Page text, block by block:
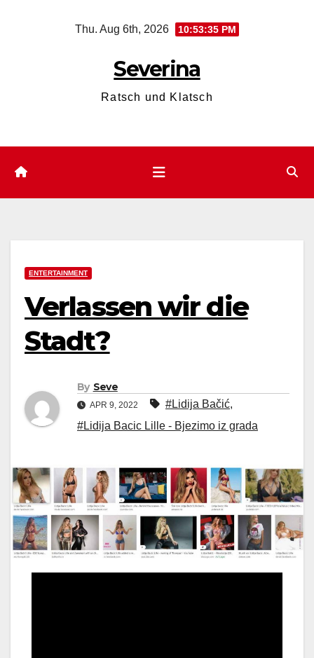
Thu. Aug 6th, 2026 10:53:36 PM
Severina
Ratsch und Klatsch
ENTERTAINMENT
Verlassen wir die
Stadt?
By Seve
APR 9, 2022 #Lidija Bačić,
#Lidija Bacic Lille - Bjezimo iz grada